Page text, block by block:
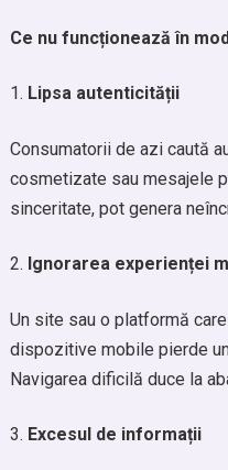
Ce nu funcționează în
Lipsa autenticității
Consumatorii de azi caută
cosmetizate sau mesajele
sinceritate, pot genera
Ignorarea experienței
Un site sau o platformă
dispozitive mobile pierde
Navigarea dificilă duce la
Excesul de informații